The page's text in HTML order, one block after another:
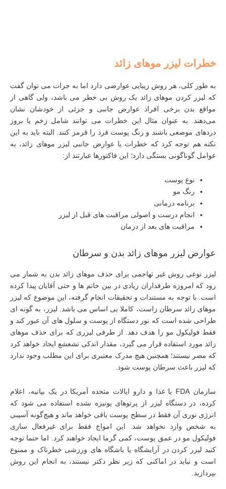
خطرات لیزر موهای زائد
به طور کلی، هر روش زیبایی عوارضی دارد اما به جرات می توان گفت
که لیزر کردن موهای زائد یک روش بی‌ خطر می باشد، ولی گاهی از
مواقع بدن برخی افراد عوارض جانبی و جزئی از خودشان نشان
می‌دهند. به عنوان مثال این خطرات می توانند شامل زخم یا بروز
درد‌های موضعی باشند و رنگ پوست فرد را قرمز کنند. البته باید به این
نکته هم توجه کرد که خطرات یا عوارض جانبی لیزر موهای زائد، به
عوامل گوناگونی بستگی دارد؛ این فاکتور‌ها عبارتند از:
نوع پوست
رنگ مو
برنامه درمانی
انجام درست و اصولی مراقبت‌ های قبل از لیزر
مراقبت‌ های بعد از درمان
عوارض لیزر موهای زائد بدن و سرطان
لیزر نوعی روش غیر تهاجمی برای حذف موهای زائد بدن به شمار می
رود که امروزه طرفداران زیادی در بین خانم ها و حتی آقایان پیدا کرده
است. با توجه به مستندات و تحقیقات انجام گرفته، این موضوع که لیزر
موهای زائد سرطان زاست، کاملا بی اساس می باشد. لیزر، به گونه ای
طراحی شده است که نور دستگاه از پوست و سلول های آن عبور کند و
فقط فولیکول مو را هدف دهد. از طرفی لیزری که برای حذف موهای
زائد مورد استفاده قرار می گیرد، مقدار اندکی تشعشع ایجاد خواهد کرد
که مضر نیستند؛ همچنین هیچ مدرک معتبری برای این مطلب وجود ندارد
که لیزر باعث سرطان پوست شود.
سازمان FDA یا غذا و دارو ایالات متحده آمریکا در یک بیانیه، اعلام
کرده، در دستگاه لیزر از پرتو‌های یونیزه نشده استفاده می شود که
انرژی نوری آن فقط در سطح پوست باقی خواهد ماند و هیچ‌گونه آسیبی
به شخص وارد نخواهد شد. این امواج فقط برای غیرفعال سازی
فولیکول مو در عمق پوست، کمی گرما ایجاد خواهند کرد. اما حتما توجه
کنید لیزر کردن در آرایشگاه یا باشگاه های ورزشی خطرناک و ممنوع
است و نباید در اماکنی که زیر نظر دکتر نیستند، به انجام این روش
بپردازید.